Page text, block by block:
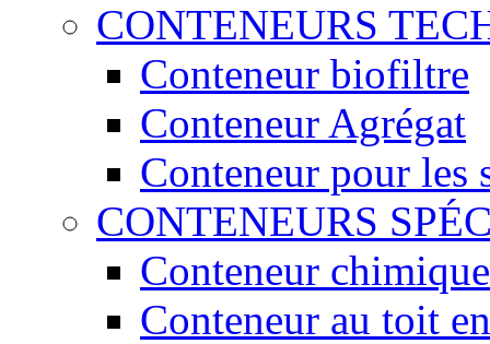
CONTENEURS
Conteneur biofiltre
Conteneur Agrégat
Conteneur pour les
CONTENEURS
Conteneur chimique
Conteneur au toit